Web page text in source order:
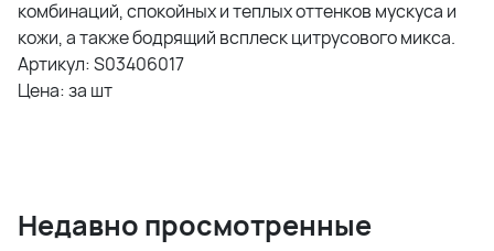
комбинаций, спокойных и теплых оттенков мускуса и
кожи, а также бодрящий всплеск цитрусового микса.
Артикул: S03406017
Цена: за шт
Недавно просмотренные